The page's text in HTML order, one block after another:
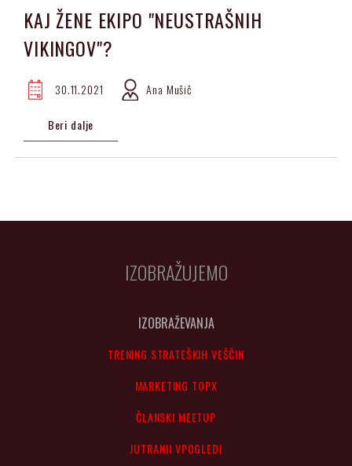
KAJ ŽENE EKIPO "NEUSTRAŠNIH
VIKINGOV"?
30.11.2021 Ana Mušič
Beri dalje
IZOBRAŽUJEMO
IZOBRAŽEVANJA
TRENING STRATEŠKIH VEŠČIN
MARKETING TOPX
ČLANSKI MEETUP
JUTRANJI VPOGLEDI